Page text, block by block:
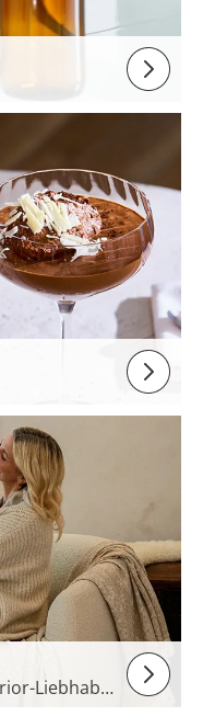
So wohnen Influencer und Interior-Liebhaber